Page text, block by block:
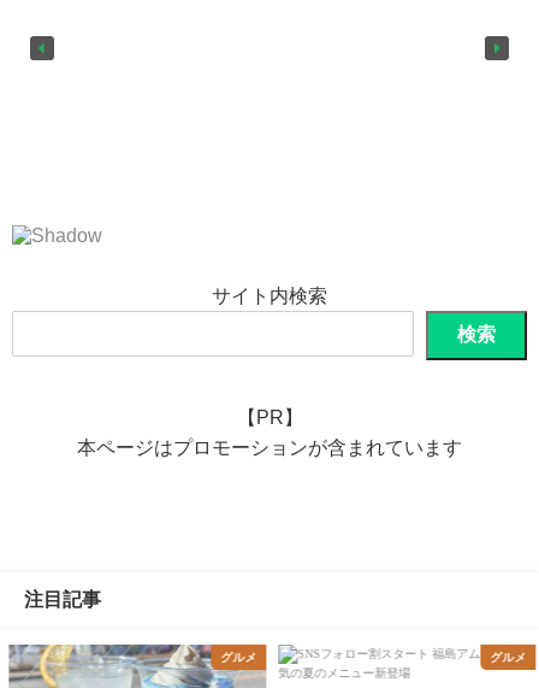
サイト内検索
検索
【PR】
本ページはプロモーションが含まれています
注目記事
グルメ グルメ